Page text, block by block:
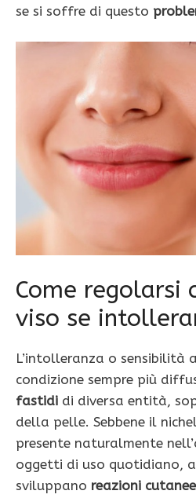
se si soffre di questo
Come regolarsi
viso se
L’intolleranza o sensibilità
condizione sempre più
fastidi di diversa entità,
della pelle. Sebbene il
presente naturalmente
oggetti di uso quotidiano,
sviluppano reazioni cutanee